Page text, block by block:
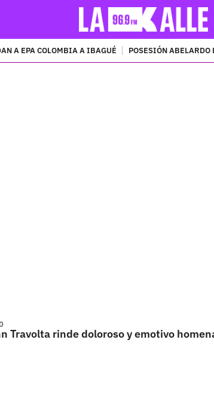
A EPA COLOMBIA A IBAGUÉ POSESIÓN ABELARDO
Travolta rinde doloroso y emotivo